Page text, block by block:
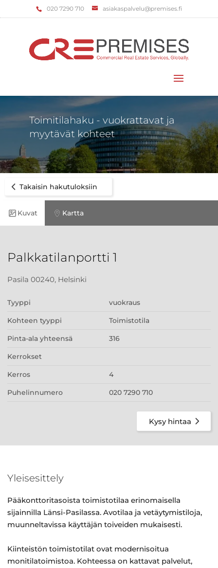
‌020 7290 710 asiakaspalvelu@premises.fi
Toimitilahaku - vuokrattavat ja
myytävät kohteet
Takaisin hakutuloksiin
Kuvat Kartta
Palkkatilanportti 1
Pasila 00240, Helsinki
Tyyppi vuokraus
Kohteen tyyppi Toimistotila
Pinta-ala yhteensä 316
Kerrokset
Kerros 4
Puhelinnumero 020 7290 710
Kysy hintaa
Yleisesittely
Pääkonttoritasoista toimistotilaa erinomaisella
sijainnilla Länsi-Pasilassa. Avotilaa ja vetäytymistiloja,
muunneltavissa käyttäjän toiveiden mukaisesti.
Kiinteistön toimistotilat ovat modernisoitua
monitilatoimistoa. Kohteessa on kattavat palvelut,